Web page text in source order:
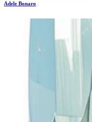
Adele Bonaro